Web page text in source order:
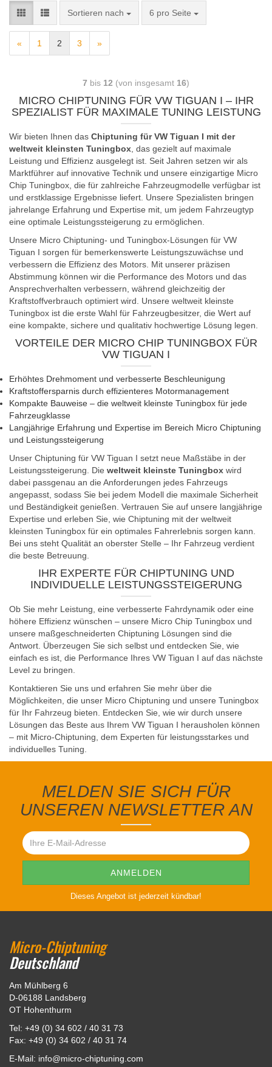
Sortieren nach 6 pro Seite
« 1 2 3 »
7 bis 12 (von insgesamt 16)
MICRO CHIPTUNING FÜR VW TIGUAN I – IHR
SPEZIALIST FÜR MAXIMALE TUNING LEISTUNG
Wir bieten Ihnen das Chiptuning für VW Tiguan I mit der
weltweit kleinsten Tuningbox, das gezielt auf maximale
Leistung und Effizienz ausgelegt ist. Seit Jahren setzen wir als
Marktführer auf innovative Technik und unsere einzigartige Micro
Chip Tuningbox, die für zahlreiche Fahrzeugmodelle verfügbar ist
und erstklassige Ergebnisse liefert. Unsere Spezialisten bringen
jahrelange Erfahrung und Expertise mit, um jedem Fahrzeugtyp
eine optimale Leistungssteigerung zu ermöglichen.
Unsere Micro Chiptuning- und Tuningbox-Lösungen für VW
Tiguan I sorgen für bemerkenswerte Leistungszuwächse und
verbessern die Effizienz des Motors. Mit unserer präzisen
Abstimmung können wir die Performance des Motors und das
Ansprechverhalten verbessern, während gleichzeitig der
Kraftstoffverbrauch optimiert wird. Unsere weltweit kleinste
Tuningbox ist die erste Wahl für Fahrzeugbesitzer, die Wert auf
eine kompakte, sichere und qualitativ hochwertige Lösung legen.
VORTEILE DER MICRO CHIP TUNINGBOX FÜR
VW TIGUAN I
Erhöhtes Drehmoment und verbesserte Beschleunigung
Kraftstoffersparnis durch effizienteres Motormanagement
Kompakte Bauweise – die weltweit kleinste Tuningbox für jede
Fahrzeugklasse
Langjährige Erfahrung und Expertise im Bereich Micro Chiptuning
und Leistungssteigerung
Unser Chiptuning für VW Tiguan I setzt neue Maßstäbe in der
Leistungssteigerung. Die weltweit kleinste Tuningbox wird
dabei passgenau an die Anforderungen jedes Fahrzeugs
angepasst, sodass Sie bei jedem Modell die maximale Sicherheit
und Beständigkeit genießen. Vertrauen Sie auf unsere langjährige
Expertise und erleben Sie, wie Chiptuning mit der weltweit
kleinsten Tuningbox für ein optimales Fahrerlebnis sorgen kann.
Bei uns steht Qualität an oberster Stelle – Ihr Fahrzeug verdient
die beste Betreuung.
IHR EXPERTE FÜR CHIPTUNING UND
INDIVIDUELLE LEISTUNGSSTEIGERUNG
Ob Sie mehr Leistung, eine verbesserte Fahrdynamik oder eine
höhere Effizienz wünschen – unsere Micro Chip Tuningbox und
unsere maßgeschneiderten Chiptuning Lösungen sind die
Antwort. Überzeugen Sie sich selbst und entdecken Sie, wie
einfach es ist, die Performance Ihres VW Tiguan I auf das nächste
Level zu bringen.
Kontaktieren Sie uns und erfahren Sie mehr über die
Möglichkeiten, die unser Micro Chiptuning und unsere Tuningbox
für Ihr Fahrzeug bieten. Entdecken Sie, wie wir durch unsere
Lösungen das Beste aus Ihrem VW Tiguan I herausholen können
– mit Micro-Chiptuning, dem Experten für leistungsstarkes und
individuelles Tuning.
MELDEN SIE SICH FÜR
UNSEREN NEWSLETTER AN
Dieses Angebot ist jederzeit kündbar!
Micro-Chiptuning
Deutschland
Am Mühlberg 6
D-06188 Landsberg
OT Hohenthurm
Tel: +49 (0) 34 602 / 40 31 73
Fax: +49 (0) 34 602 / 40 31 74
E-Mail: info@micro-chiptuning.com